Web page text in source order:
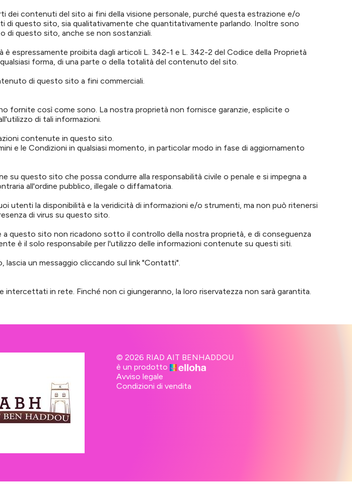
dei contenuti del sito ai fini della visione personale, purché questa estrazione e/o
di questo sito, sia qualitativamente che quantitativamente parlando. Inoltre sono
di questo sito, anche se non sostanziali.
espressamente proibita dagli articoli L. 342-1 e L. 342-2 del Codice della Proprietà
forma, di una parte o della totalità del contenuto del sito.
di questo sito a fini commerciali.
fornite così come sono. La nostra proprietà non fornisce garanzie, esplicite o
di tali informazioni.
contenute in questo sito.
e le Condizioni in qualsiasi momento, in particolar modo in fase di aggiornamento
questo sito che possa condurre alla responsabilità civile o penale e si impegna a
all'ordine pubblico, illegale o diffamatoria.
utenti la disponibilità e la veridicità di informazioni e/o strumenti, ma non può ritenersi
di virus su questo sito.
questo sito non ricadono sotto il controllo della nostra proprietà, e di conseguenza
è il solo responsabile per l'utilizzo delle informazioni contenute su questi siti.
un messaggio cliccando sul link "Contatti".
in rete. Finché non ci giungeranno, la loro riservatezza non sarà garantita.
© 2026 RIAD AIT BENHADDOU
è un prodotto
Avviso legale
Condizioni di vendita